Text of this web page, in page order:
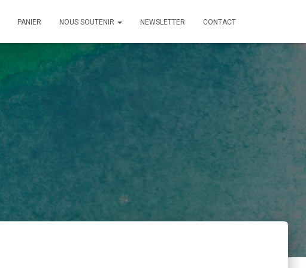
PANIER NOUS SOUTENIR NEWSLETTER CONTACT